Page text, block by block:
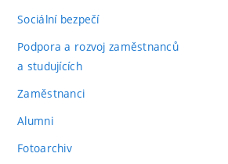
Sociální bezpečí
Podpora a rozvoj zaměstnanců
a studujících
Zaměstnanci
Alumni
Fotoarchiv